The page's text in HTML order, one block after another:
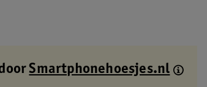
Smartphonehoesjes.nl